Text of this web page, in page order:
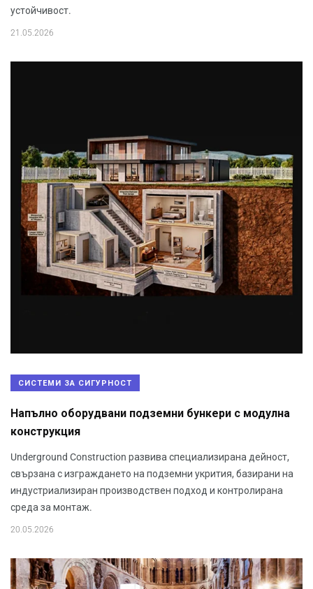
устойчивост.
21.05.2026
СИСТЕМИ ЗА СИГУРНОСТ
Напълно оборудвани подземни бункери с модулна
конструкция
Underground Construction развива специализирана дейност,
свързана с изграждането на подземни укрития, базирани на
индустриализиран производствен подход и контролирана
среда за монтаж.
20.05.2026